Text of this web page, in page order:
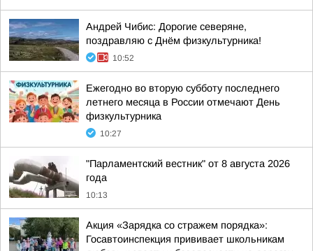
Андрей Чибис: Дорогие северяне,
поздравляю с Днём физкультурника!
10:52
Ежегодно во вторую субботу последнего
летнего месяца в России отмечают День
физкультурника
10:27
"Парламентский вестник" от 8 августа 2026
года
10:13
Акция «Зарядка со стражем порядка»:
Госавтоинспекция прививает школьникам